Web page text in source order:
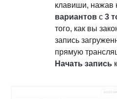
клавиши, нажав
вариантов с 3
того, как вы
запись
прямую
Начать запись